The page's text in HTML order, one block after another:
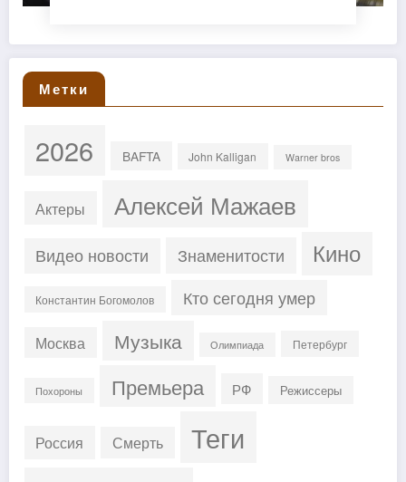
Метки
2026 BAFTA John Kalligan Warner bros
Актеры Алексей Мажаев
Видео новости Знаменитости Кино
Константин Богомолов Кто сегодня умер
Москва Музыка Олимпиада Петербург
Похороны Премьера РФ Режиссеры
Россия Смерть Теги